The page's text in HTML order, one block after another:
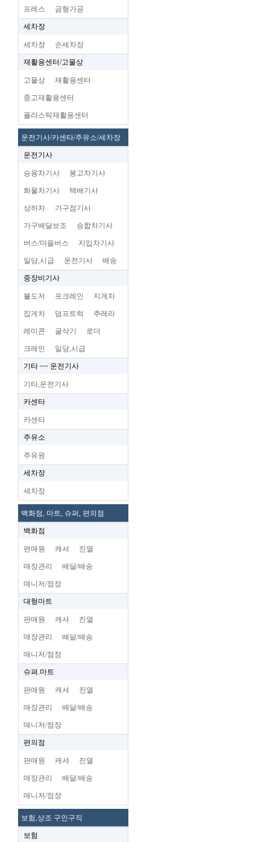
프레스 금형가공
세차장
세차장 손세차장
재활용센터/고물상
고물상 재활용센터
중고재활용센터
플라스틱재활용센터
운전기사/카센타/주유소/세차장
운전기사
승용차기사 봉고차기사
화물차기사 택배기사
상하차 가구점기사
가구배달보조 승합차기사
버스/마을버스 지입차기사
일당,시급 운전기사 배송
중장비기사
불도저 포크레인 지게차
집게차 덤프트럭 추레라
레미콘 굴삭기 로더
크레인 일당,시급
기타 ~~ 운전기사
기타,운전기사
카센타
카센타
주유소
주유원
세차장
세차장
백화점, 마트, 슈퍼, 편의점
백화점
편매원 캐셔 진열
매장관리 배달/배송
매니저/점장
대형마트
판매원 캐셔 진열
매장관리 배달/배송
매니저/점장
슈펴.마트
판매원 캐셔 진열
매장관리 배달/배송
매니저/점장
편의점
판매원 캐셔 진열
매장관리 배달/배송
매니저/점장
보험,상조 구인구직
보험